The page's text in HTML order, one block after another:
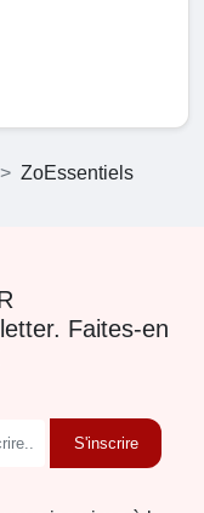
ZoEssentiels
Faites-en
S'inscrire